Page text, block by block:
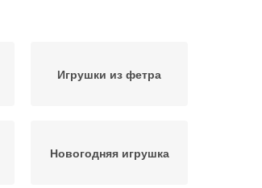
Игрушки из фетра
Новогодняя игрушка